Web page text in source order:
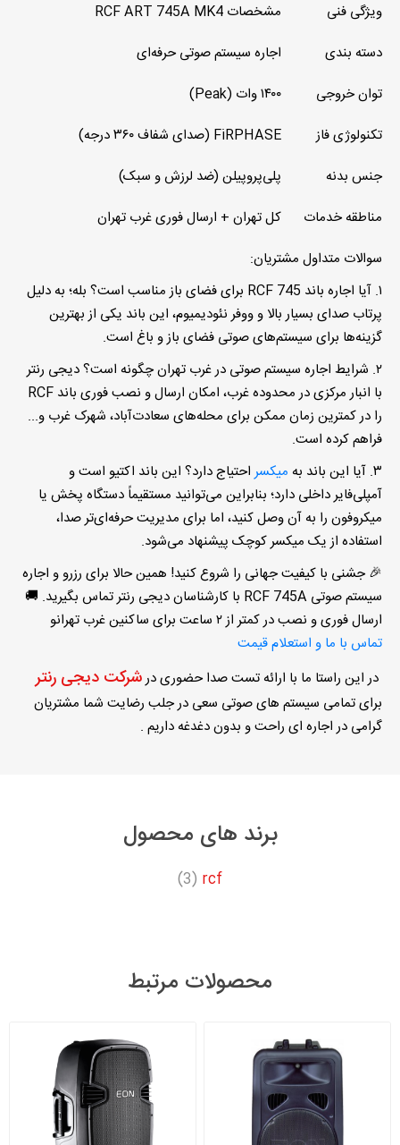
ویژگی فنی
مشخصات RCF ART 745A MK4
دسته بندی
اجاره سیستم صوتیحرفه‌ای
توان خروجی
۱۴۰۰ وات (Peak)
تکنولوژی فاز
FiRPHASE (صدای شفاف ۳۶۰ درجه)
جنس بدنه
پلی‌پروپیلن (ضد لرزش و سبک)
مناطقه خدمات
کل تهران + ارسال فوری غرب تهران
سوالات متداول مشتریان:
۱. آیا اجاره باند برای فضای باز مناسب است؟ بله؛ به دلیل
پرتاب صدای بسیار بالا و ووفر نئودیمیوم، این باند یکی از بهترین
گزینه‌ها برای سیستم‌های صوتی فضای باز و باغ است.
۲. شرایط اجاره سیستم صوتی در غرب تهران چگونه است؟دیجی رنتر
با انبار مرکزی در محدوده غرب، امکان ارسال و نصب فوری باند RCF
را در کمترین زمان ممکن برای محله‌های سعادت‌آباد، شهرک غرب و...
فراهم کرده است.
۳. آیا این باند به میکسراحتیاج دارد؟ این باند اکتیو است و
آمپلی‌فایر داخلی دارد؛ بنابراین می‌توانید مستقیماً دستگاه پخش یا
میکروفون را به آن وصل کنید، اما برای مدیریت حرفه‌ای‌تر صدا،
استفاده از یک میکسر کوچک پیشنهاد می‌شود.
🎉 جشنی با کیفیت جهانی را شروع کنید! همین حالا برای رزرو و اجاره
سیستم صوتی
با کارشناسان دیجی رنتر تماس بگیرید. 🚚
ارسال فوری و نصب در کمتر از۲ ساعت برای ساکنین غرب تهرانو
تماس با ما و استعلام قیمت
در این راستا ما با ارائه تست صدا حضوری درشرکت دیجی رنتر
برای تمامی سیستم های صوتی سعی در جلب رضایت شما مشتریان
گرامی در اجاره ای راحت و بدون دغدغه داریم .
برند های محصول
rcf
(3)
محصولات مرتبط